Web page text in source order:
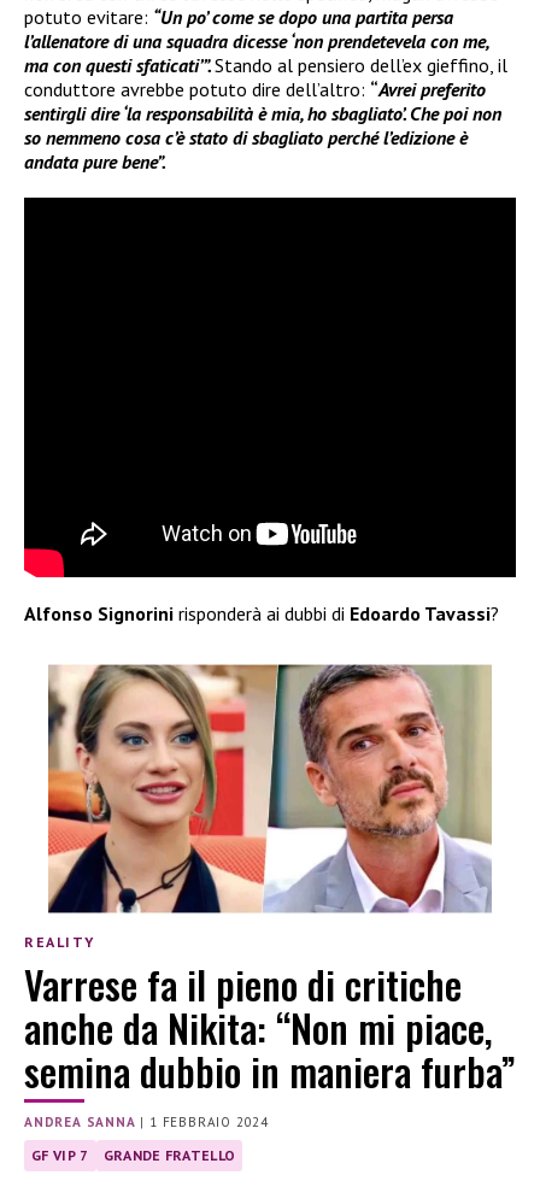
potuto evitare: “Un po’ come se dopo una partita persa
l’allenatore di una squadra dicesse ‘non prendetevela con me,
ma con questi sfaticati’”.Stando al pensiero dell’ex gieffino, il
conduttore avrebbe potuto dire dell’altro: “Avrei preferito
sentirgli dire ‘la responsabilità è mia, ho sbagliato’. Che poi non
so nemmeno cosa c’è stato di sbagliato perché l’edizione è
andata pure bene”.
Alfonso Signorini risponderà ai dubbi di Edoardo Tavassi?
REALITY
Varrese fa il pieno di critiche
anche da Nikita: “Non mi piace,
semina dubbio in maniera furba”
ANDREA SANNA | 1 FEBBRAIO 2024
GF VIP 7 GRANDE FRATELLO